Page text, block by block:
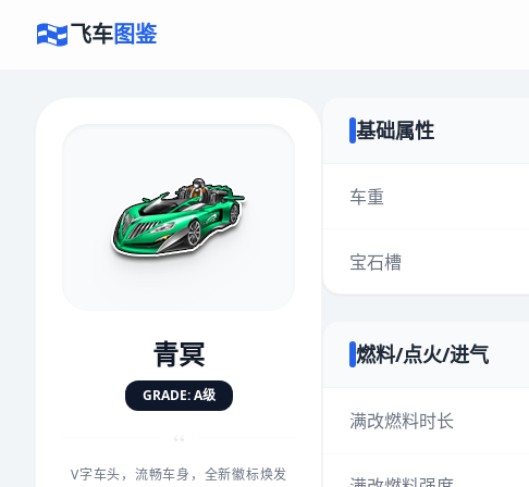
飞车图鉴
青冥
GRADE: A级
“
V字车头，流畅车身，全新徽标焕发
基础属性
车重
宝石槽
燃料/点火/进气
满改燃料时长
评价赛车
速度 5.0分
对抗
★★★★★★
手感 5.0分